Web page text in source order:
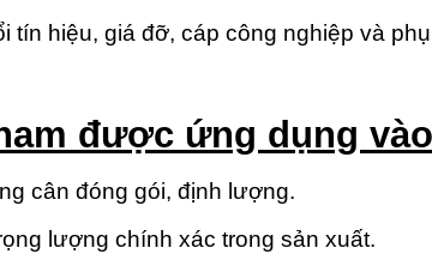
tín hiệu, giá đỡ, cáp công nghiệp và phụ
được ứng dụng
cân đóng gói, định lượng.
lượng chính xác trong sản xuất.